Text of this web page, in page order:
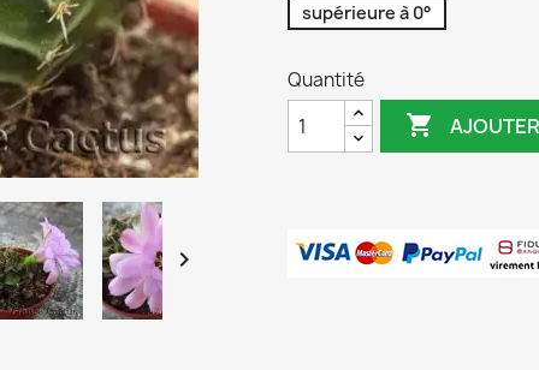

supérieure à 0°
Quantité
